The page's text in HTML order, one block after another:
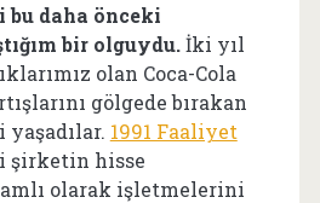
bu daha önceki
bir olguydu.İki yıl
olan Coca-Cola
gölgede bırakan
1991 Faaliyet
şirketin hisse
olarak işletmelerini